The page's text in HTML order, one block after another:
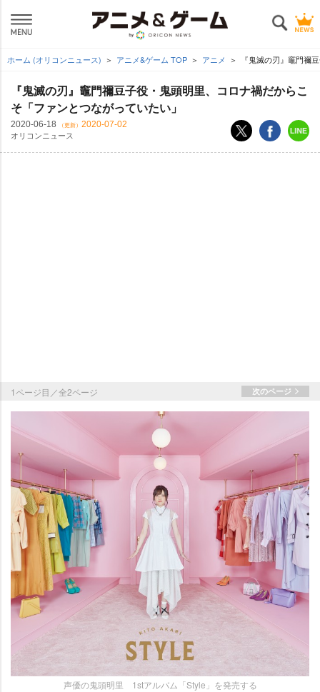
ホーム (オリコンニュース) アニメ&ゲーム TOP アニメ 『鬼滅の刃』竈門禰
『鬼滅の刃』竈門禰豆子役・鬼頭明里、コロナ禍だからこ
そ「ファンとつながっていたい」
2020-06-18 （更新） 2020-07-02
オリコンニュース
1ページ目／全2ページ 次のページ
声優の鬼頭明里 1stアルバム「Style」を発売する